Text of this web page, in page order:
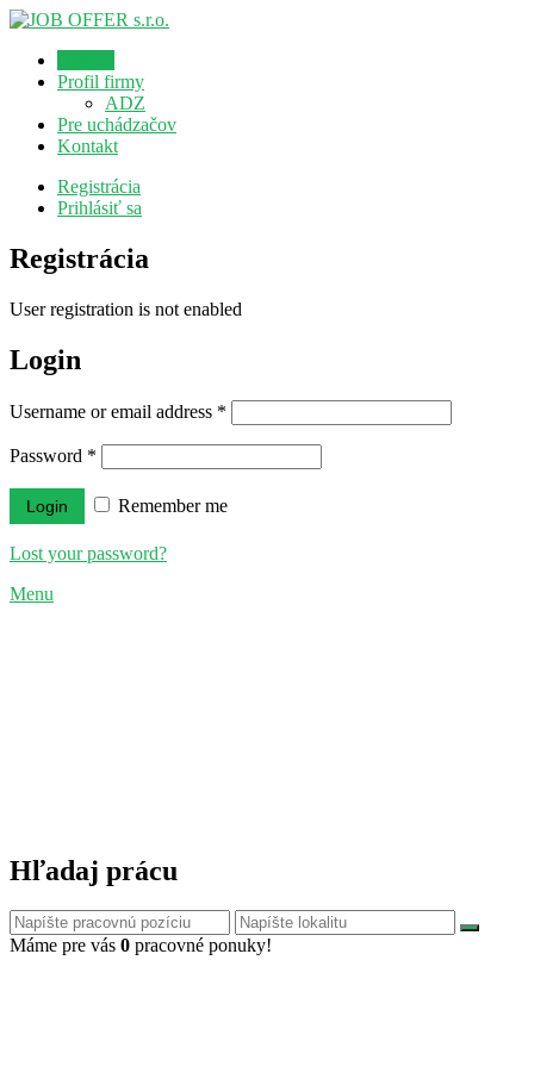
Profil firmy
ADZ
Pre uchádzačov
Kontakt
Registrácia
Prihlásiť sa
Registrácia
User registration is not enabled
Login
Username or email address *
Password *
Remember me
Lost your password?
Menu
Hľadaj prácu
Máme pre vás 0 pracovné ponuky!